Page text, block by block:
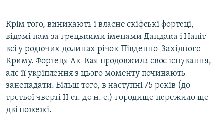
Крім того, виникають і власне скіфські фортеці,
відомі нам за грецькими іменами Дандака і Напіт –
всі у родючих долинах річок Південно-Західного
Криму. Фортеця Ак-Кая продовжила своє існування,
але її укріплення з цього моменту починають
занепадати. Більш того, в наступні 75 років (до
третьої чверті II ст. до н. е.) городище пережило ще
дві пожежі.